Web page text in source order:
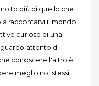
più di quello che
raccontarvi il mondo
curioso di una
attento di
conoscere l'altro è
meglio noi stessi.